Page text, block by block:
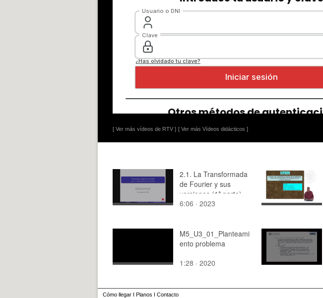
[ Ver más vídeos de RTV ] [ Ver más Vídeos didácticos ]
2.1. La Transformada
de Fourier y sus
versiones (1ª parte)
6:06 · 2023
M5_U3_01_Planteami
ento problema
1:28 · 2020
Cómo llegar I Planos I Contacto